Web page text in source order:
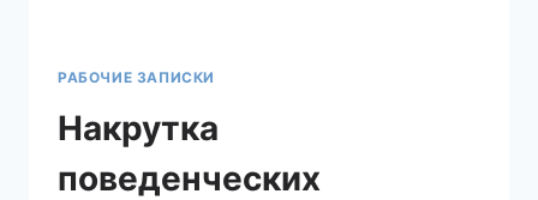
РАБОЧИЕ ЗАПИСКИ
Накрутка
поведенческих